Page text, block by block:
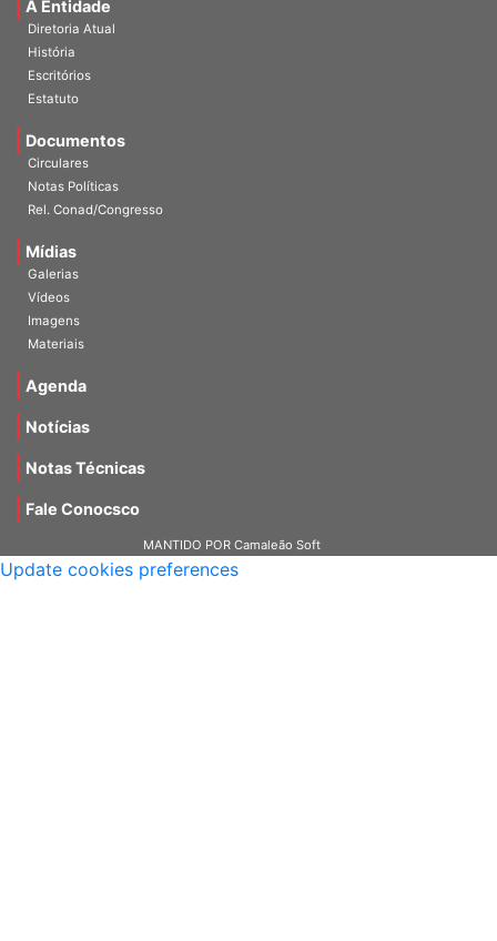
Diretoria Atual
História
Escritórios
Estatuto
Circulares
Notas Políticas
Rel. Conad/Congresso
Galerias
Vídeos
Imagens
Materiais
Update cookies preferences